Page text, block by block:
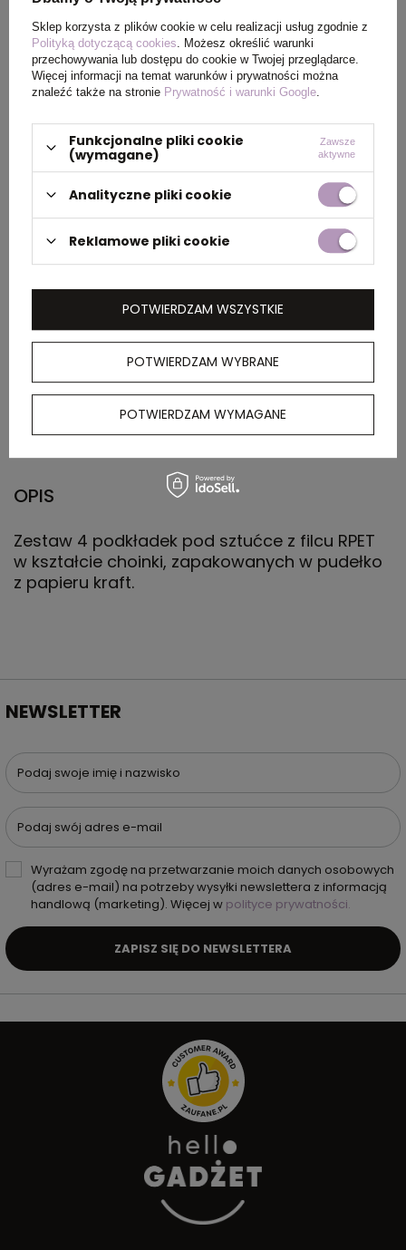
Waga
produktu (g)
60
rPET
Kolor czerwony
PAKOWANIE
Wymiary
zewnętrznego
55 x 22 x 32 cm
Waga
kartonu
zewnętrznego
4,2
OPIS
Zestaw 4 podkładek pod sztućce z filcu RPET
w kształcie choinki, zapakowanych w pudełko
z papieru kraft.
NEWSLETTER
Podaj swoje imię i nazwisko
Podaj swój adres e-mail
Wyrażam zgodę na przetwarzanie moich danych osobowych
(adres e-mail) na potrzeby wysyłki newslettera z informacją
handlową (marketing). Więcej w polityce prywatności.
ZAPISZ SIĘ DO NEWSLETTERA
Sklep korzysta z plików cookie w celu realizacji usług zgodnie z
Polityką dotyczącą cookies . Możesz określić warunki
przechowywania lub dostępu do cookie w Twojej przeglądarce.
Więcej informacji na temat warunków i prywatności można
znaleźć także na stronie Prywatność i warunki Google
Funkcjonalne pliki cookie
(wymagane)
Zawsze
aktywne
Analityczne pliki cookie
Reklamowe pliki cookie
POTWIERDZAM WYBRANE
POTWIERDZAM WYMAGANE
POTWIERDZAM WSZYSTKIE